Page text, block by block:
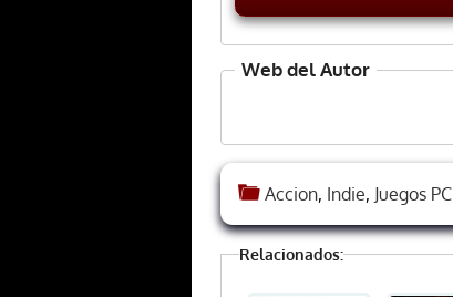
Web del Autor
Accion, Indie, Juegos PC
Relacionados: